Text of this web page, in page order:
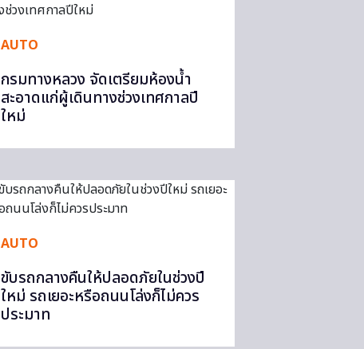
AUTO
กรมทางหลวง จัดเตรียมห้องน้ำ
สะอาดแก่ผู้เดินทางช่วงเทศกาลปี
ใหม่
AUTO
ขับรถกลางคืนให้ปลอดภัยในช่วงปี
ใหม่ รถเยอะหรือถนนโล่งก็ไม่ควร
ประมาท